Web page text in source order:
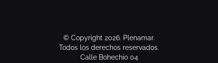
© Copyright 2026. Plenamar.
Todos los derechos reservados.
Calle Bohechio 04